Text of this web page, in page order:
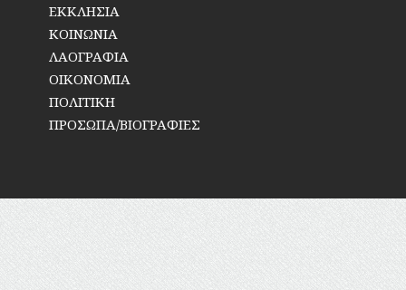
ΕΚΚΛΗΣΙΑ
ΚΟΙΝΩΝΙΑ
ΛΑΟΓΡΑΦΙΑ
ΟΙΚΟΝΟΜΙΑ
ΠΟΛΙΤΙΚΗ
ΠΡΟΣΩΠΑ/ΒΙΟΓΡΑΦΙΕΣ